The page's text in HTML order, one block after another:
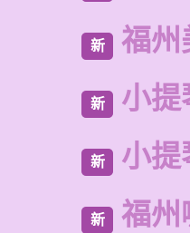
新 福州
新 小提
新 小提
新 福州